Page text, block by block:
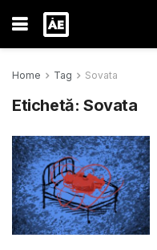
Home Tag Sovata
Etichetă: Sovata